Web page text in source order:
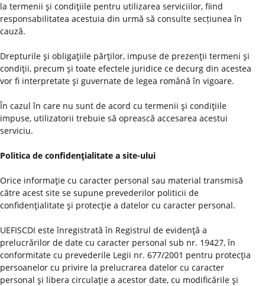
la termenii şi condiţiile pentru utilizarea serviciilor, fiind
responsabilitatea acestuia din urmă să consulte secțiunea în
cauză.
Drepturile şi obligaţiile părţilor, impuse de prezenţii termeni şi
condiţii, precum şi toate efectele juridice ce decurg din acestea
vor fi interpretate şi guvernate de legea română în vigoare.
În cazul în care nu sunt de acord cu termenii şi condiţiile
impuse, utilizatorii trebuie să oprească accesarea acestui
serviciu.
Politica de confidenţialitate a site-ului
Orice informaţie cu caracter personal sau material transmisă
către acest site se supune prevederilor politicii de
confidenţialitate şi protecţie a datelor cu caracter personal.
UEFISCDI este înregistrată în Registrul de evidenţă a
prelucrărilor de date cu caracter personal sub nr. 19427, în
conformitate cu prevederile Legii nr. 677/2001 pentru protecţia
persoanelor cu privire la prelucrarea datelor cu caracter
personal şi libera circulaţie a acestor date, cu modificările şi